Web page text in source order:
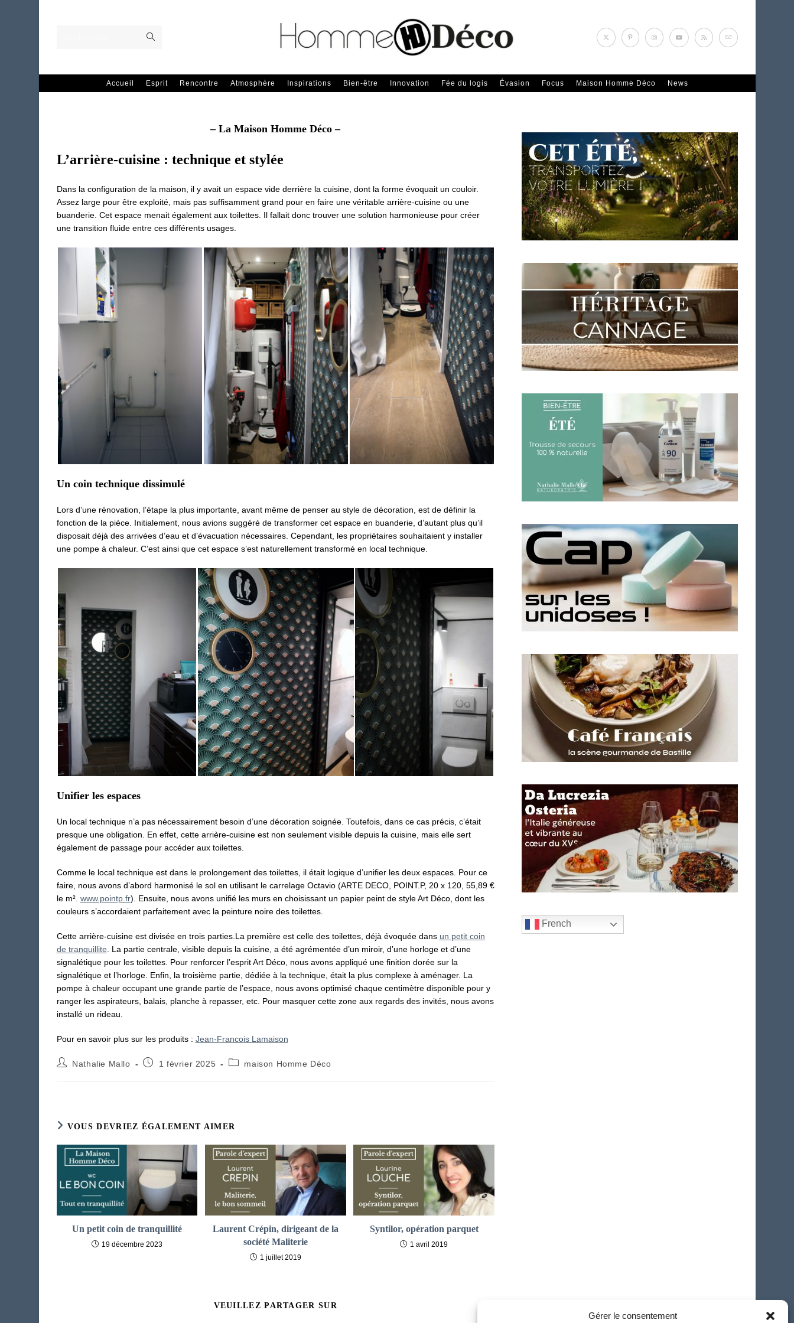
Gérer le consentement
recherche
Accueil Esprit Rencontre Atmosphère Inspirations Bien-être Innovation Fée du logis Évasion Focus Maison Homme Déco News
– La Maison Homme Déco –
L’arrière-cuisine : technique et stylée
Dans la configuration de la maison, il y avait un espace vide derrière la cuisine, dont la forme évoquait un couloir.
Assez large pour être exploité, mais pas suffisamment grand pour en faire une véritable arrière-cuisine ou une
buanderie. Cet espace menait également aux toilettes. Il fallait donc trouver une solution harmonieuse pour créer
une transition fluide entre ces différents usages.
Un coin technique dissimulé
Lors d’une rénovation, l’étape la plus importante, avant même de penser au style de décoration, est de définir la
fonction de la pièce. Initialement, nous avions suggéré de transformer cet espace en buanderie, d’autant plus qu’il
disposait déjà des arrivées d’eau et d’évacuation nécessaires. Cependant, les propriétaires souhaitaient y installer
une pompe à chaleur. C’est ainsi que cet espace s’est naturellement transformé en local technique.
Unifier les espaces
Un local technique n’a pas nécessairement besoin d’une décoration soignée. Toutefois, dans ce cas précis, c’était
presque une obligation. En effet, cette arrière-cuisine est non seulement visible depuis la cuisine, mais elle sert
également de passage pour accéder aux toilettes.
Comme le local technique est dans le prolongement des toilettes, il était logique d’unifier les deux espaces. Pour ce
faire, nous avons d’abord harmonisé le sol en utilisant le carrelage Octavio (ARTE DECO, POINT.P, 20 x 120, 55,89 €
le m². www.pointp.fr). Ensuite, nous avons unifié les murs en choisissant un papier peint de style Art Déco, dont les
couleurs s’accordaient parfaitement avec la peinture noire des toilettes.
Cette arrière-cuisine est divisée en trois parties.La première est celle des toilettes, déjà évoquée dans un petit coin
de tranquillite. La partie centrale, visible depuis la cuisine, a été agrémentée d’un miroir, d’une horloge et d’une
signalétique pour les toilettes. Pour renforcer l’esprit Art Déco, nous avons appliqué une finition dorée sur la
signalétique et l’horloge. Enfin, la troisième partie, dédiée à la technique, était la plus complexe à aménager. La
pompe à chaleur occupant une grande partie de l’espace, nous avons optimisé chaque centimètre disponible pour y
ranger les aspirateurs, balais, planche à repasser, etc. Pour masquer cette zone aux regards des invités, nous avons
installé un rideau.
Pour en savoir plus sur les produits : Jean-Francois Lamaison
Auteur/autrice
Nathalie Mallo
Publication
1 février 2025
Postmaison Homme Déco
VOUS DEVRIEZ ÉGALEMENT AIMER
Un petit coin de tranquillité
19 décembre 2023
Laurent Crépin, dirigeant de la
société Maliterie
1 juillet 2019
Syntilor, opération parquet
1 avril 2019
VEUILLEZ PARTAGER SUR
French